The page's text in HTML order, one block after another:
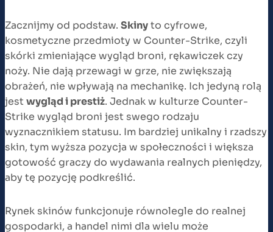
Zacznijmy od podstaw. Skinyto cyfrowe,
kosmetyczne przedmioty w Counter-Strike, czyli
skórki zmieniające wygląd broni, rękawiczek czy
noży. Nie dają przewagi w grze, nie zwiększają
obrażeń, nie wpływają na mechanikę. Ich jedyną rolą
jest wygląd i prestiż. Jednak w kulturze Counter-
Strike wygląd broni jest swego rodzaju
wyznacznikiem statusu. Im bardziej unikalny i rzadszy
skin, tym wyższa pozycja w społeczności i większa
gotowość graczy do wydawania realnych pieniędzy,
aby tę pozycję podkreślić.
Rynek skinów funkcjonuje równolegle do realnej
gospodarki, a handel nimi dla wielu może